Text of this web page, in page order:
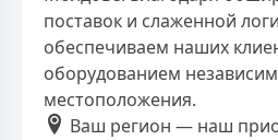
поставок и слаженной
обеспечиваем наших
оборудованием
местоположения.
Ваш регион — наш